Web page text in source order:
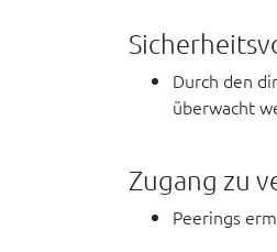
Durch den
überwacht
Zugang zu
Peerings